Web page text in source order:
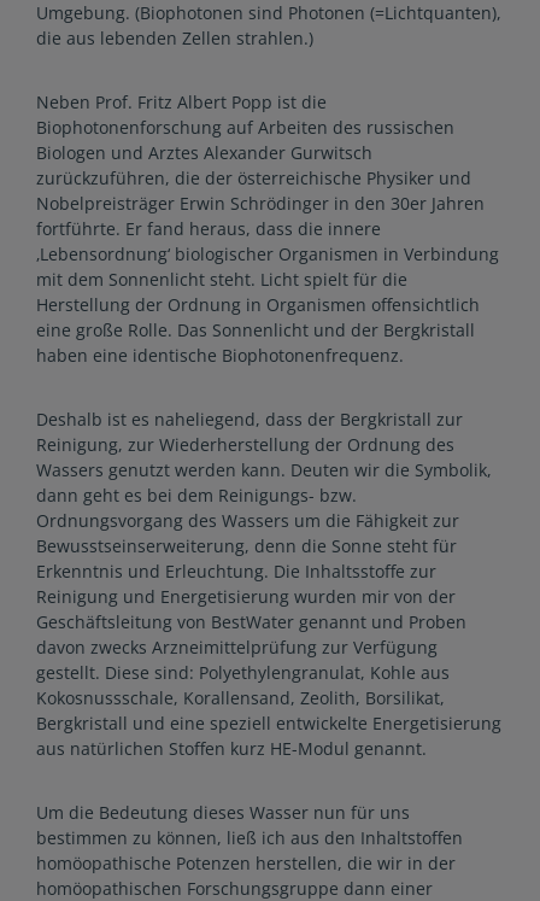
Umgebung. (Biophotonen sind Photonen (=Lichtquanten),
die aus lebenden Zellen strahlen.)
Neben Prof. Fritz Albert Popp ist die
Biophotonenforschung auf Arbeiten des russischen
Biologen und Arztes Alexander Gurwitsch
zurückzuführen, die der österreichische Physiker und
Nobelpreisträger Erwin Schrödinger in den 30er Jahren
fortführte. Er fand heraus, dass die innere
‚Lebensordnung‘ biologischer Organismen in Verbindung
mit dem Sonnenlicht steht. Licht spielt für die
Herstellung der Ordnung in Organismen offensichtlich
eine große Rolle. Das Sonnenlicht und der Bergkristall
haben eine identische Biophotonenfrequenz.
Deshalb ist es naheliegend, dass der Bergkristall zur
Reinigung, zur Wiederherstellung der Ordnung des
Wassers genutzt werden kann. Deuten wir die Symbolik,
dann geht es bei dem Reinigungs- bzw.
Ordnungsvorgang des Wassers um die Fähigkeit zur
Bewusstseinserweiterung, denn die Sonne steht für
Erkenntnis und Erleuchtung. Die Inhaltsstoffe zur
Reinigung und Energetisierung wurden mir von der
Geschäftsleitung von BestWater genannt und Proben
davon zwecks Arzneimittelprüfung zur Verfügung
gestellt. Diese sind: Polyethylengranulat, Kohle aus
Kokosnussschale, Korallensand, Zeolith, Borsilikat,
Bergkristall und eine speziell entwickelte Energetisierung
aus natürlichen Stoffen kurz HE-Modul genannt.
Um die Bedeutung dieses Wasser nun für uns
bestimmen zu können, ließ ich aus den Inhaltstoffen
homöopathische Potenzen herstellen, die wir in der
homöopathischen Forschungsgruppe dann einer